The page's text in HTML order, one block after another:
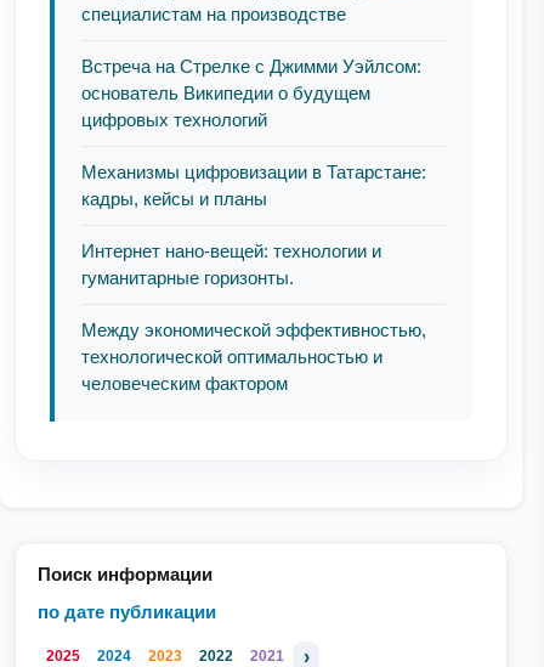
Поиск информации
по дате публикации
2025 2024 2023 2022 2021 ›
специалистам на производстве
Встреча на Стрелке с Джимми Уэйлсом:
основатель Википедии о будущем
цифровых технологий
Механизмы цифровизации в Татарстане:
кадры, кейсы и планы
Интернет нано-вещей: технологии и
гуманитарные горизонты.
Между экономической эффективностью,
технологической оптимальностью и
человеческим фактором